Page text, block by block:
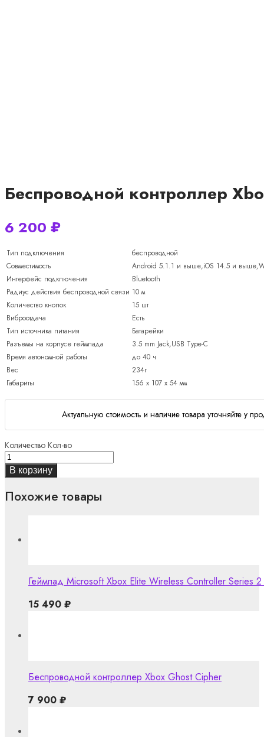
Беспроводной контроллер
6 200 ₽
Тип подключения
беспроводной
Совместимость
Android 5.1.1 и выше,iOS 14.5 и выше,
Интерфейс подключения
Bluetooth
Радиус действия беспроводной связи 10 м
Количество кнопок
15 шт
Виброотдача
Есть
Тип источника питания
Батарейки
Разъемы на корпусе геймпада
3.5 mm Jack,USB Type-C
Время автономной работы
до 40 ч
Вес
234г
Габариты
156 x 107 x 54 мм
Актуальную стоимость и наличие товара уточняйте у
Количество Кол-во
В корзину
Похожие товары
Геймпад Microsoft Xbox Elite Wireless Controller Series
15 490 ₽
Беспроводной контроллер Xbox Ghost Cipher
7 900 ₽